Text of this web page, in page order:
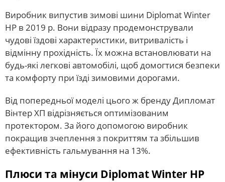
Виробник випустив зимові шини Diplomat Winter
HP в 2019 р. Вони відразу продемонстрували
чудові їздові характеристики, витривалість і
відмінну прохідність. Їх можна встановлювати на
будь-які легкові автомобілі, щоб домогтися безпеки
та комфорту при їзді зимовими дорогами.
Від попередньої моделі цього ж бренду Дипломат
Вінтер ХП відрізняється оптимізованим
протектором. За його допомогою виробник
покращив зчеплення з покриттям та збільшив
ефективність гальмування на 13%.
Плюси та мінуси Diplomat Winter HP